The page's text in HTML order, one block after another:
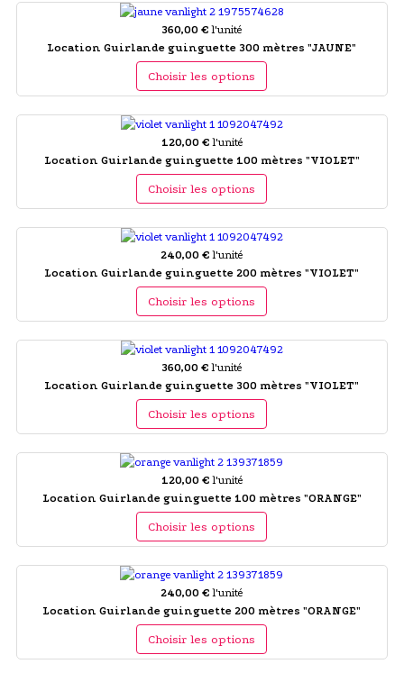
360,00 € l'unité
Location Guirlande guinguette 300 mètres "JAUNE"
Choisir les options
120,00 € l'unité
Location Guirlande guinguette 100 mètres "VIOLET"
Choisir les options
240,00 € l'unité
Location Guirlande guinguette 200 mètres "VIOLET"
Choisir les options
360,00 € l'unité
Location Guirlande guinguette 300 mètres "VIOLET"
Choisir les options
120,00 € l'unité
Location Guirlande guinguette 100 mètres "ORANGE"
Choisir les options
240,00 € l'unité
Location Guirlande guinguette 200 mètres "ORANGE"
Choisir les options